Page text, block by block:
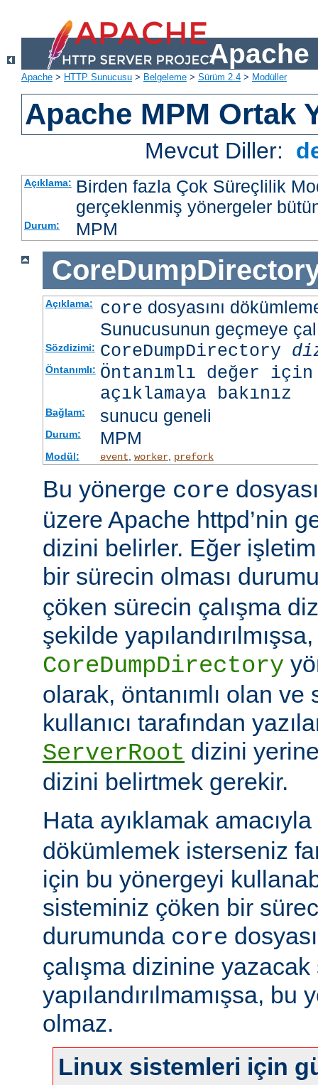
Apache
Apache > HTTP Sunucusu > Belgeleme > Sürüm 2.4 > Modüller
Apache MPM Ortak
Mevcut Diller:
Açıklama: Birden fazla Çok Süreçlilik
gerçeklenmiş yönergeler
Durum: MPM
Açıklama: core dosyasını
Sunucusunun geçmeye
Sözdizimi: CoreDumpDirectory
Öntanımlı: Öntanımlı değer
açıklamaya bakınız
Bağlam: sunucu geneli
Durum: MPM
Modül: event worker, prefork
Bu yönerge core
üzere Apache httpd’nin
dizini belirler. Eğer
bir sürecin olması
çöken sürecin çalışma
şekilde yapılandırılmışsa,
CoreDumpDirectory
olarak, öntanımlı olan ve
kullanıcı tarafından
ServerRoot dizini
dizini belirtmek gerekir.
Hata ayıklamak
dökümlemek isterseniz
için bu yönergeyi
sisteminiz çöken bir
durumunda core
çalışma dizinine
yapılandırılmamışsa,
olmaz.
Linux sistemleri için